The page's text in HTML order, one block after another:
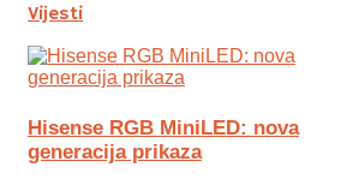
Vijesti
Hisense RGB MiniLED: nova
generacija prikaza